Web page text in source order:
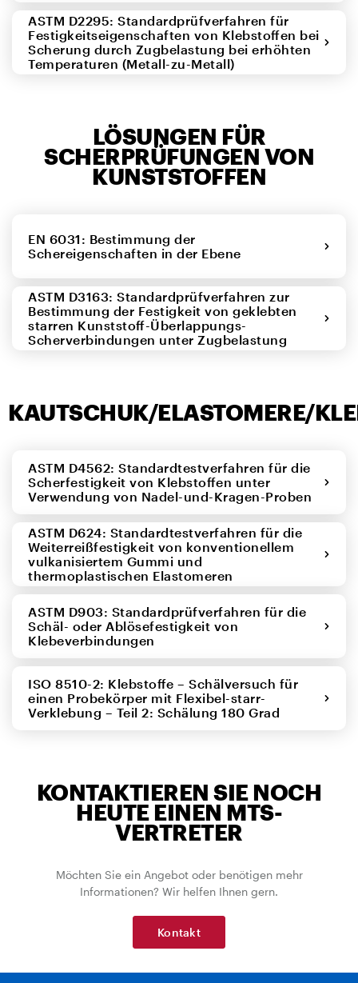
ASTM D2295: Standardprüfverfahren für
Festigkeitseigenschaften von Klebstoffen bei
Scherung durch Zugbelastung bei erhöhten
Temperaturen (Metall-zu-Metall)
LÖSUNGEN FÜR
SCHERPRÜFUNGEN VON
KUNSTSTOFFEN
EN 6031: Bestimmung der
Schereigenschaften in der Ebene
ASTM D3163: Standardprüfverfahren zur
Bestimmung der Festigkeit von geklebten
starren Kunststoff-Überlappungs-
Scherverbindungen unter Zugbelastung
KAUTSCHUK/ELASTOMERE/
ASTM D4562: Standardtestverfahren für die
Scherfestigkeit von Klebstoffen unter
Verwendung von Nadel-und-Kragen-Proben
ASTM D624: Standardtestverfahren für die
Weiterreißfestigkeit von konventionellem
vulkanisiertem Gummi und
thermoplastischen Elastomeren
ASTM D903: Standardprüfverfahren für die
Schäl- oder Ablösefestigkeit von
Klebeverbindungen
ISO 8510-2: Klebstoffe – Schälversuch für
einen Probekörper mit Flexibel-starr-
Verklebung – Teil 2: Schälung 180 Grad
KONTAKTIEREN SIE NOCH
HEUTE EINEN MTS-
VERTRETER
Möchten Sie ein Angebot oder benötigen mehr
Informationen? Wir helfen Ihnen gern.
Kontakt